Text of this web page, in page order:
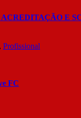
E
, Profissional
FC